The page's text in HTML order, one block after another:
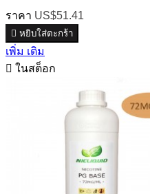
ราคา US$51.41
 หยิบใส่ตะกร้า
เพิ่ม เติม
 ในสต็อก